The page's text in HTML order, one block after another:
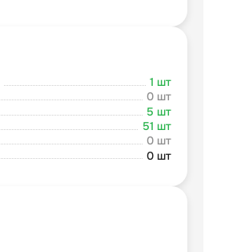
1 шт
0 шт
5 шт
51 шт
0 шт
0 шт